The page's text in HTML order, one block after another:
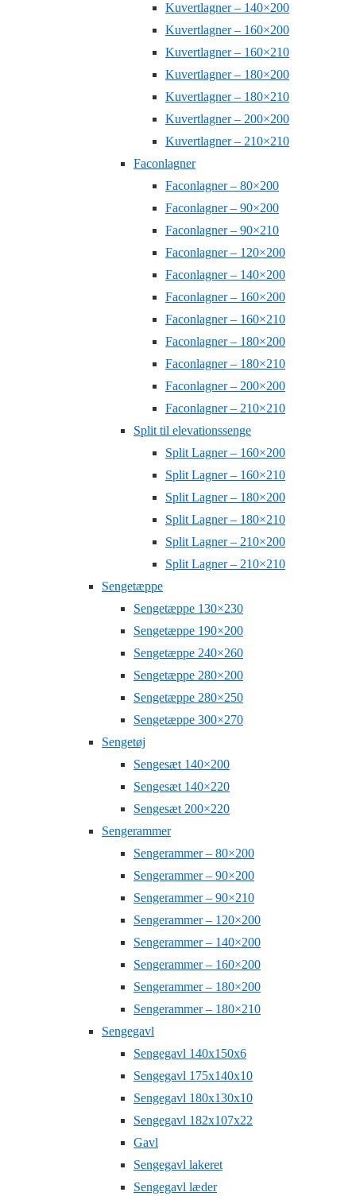
Kuvertlagner – 140×200
Kuvertlagner – 160×200
Kuvertlagner – 160×210
Kuvertlagner – 180×200
Kuvertlagner – 180×210
Kuvertlagner – 200×200
Kuvertlagner – 210×210
Faconlagner
Faconlagner – 80×200
Faconlagner – 90×200
Faconlagner – 90×210
Faconlagner – 120×200
Faconlagner – 140×200
Faconlagner – 160×200
Faconlagner – 160×210
Faconlagner – 180×200
Faconlagner – 180×210
Faconlagner – 200×200
Faconlagner – 210×210
Split til elevationssenge
Split Lagner – 160×200
Split Lagner – 160×210
Split Lagner – 180×200
Split Lagner – 180×210
Split Lagner – 210×200
Split Lagner – 210×210
Sengetæppe
Sengetæppe 130×230
Sengetæppe 190×200
Sengetæppe 240×260
Sengetæppe 280×200
Sengetæppe 280×250
Sengetæppe 300×270
Sengetøj
Sengesæt 140×200
Sengesæt 140×220
Sengesæt 200×220
Sengerammer
Sengerammer – 80×200
Sengerammer – 90×200
Sengerammer – 90×210
Sengerammer – 120×200
Sengerammer – 140×200
Sengerammer – 160×200
Sengerammer – 180×200
Sengerammer – 180×210
Sengegavl
Sengegavl 140x150x6
Sengegavl 175x140x10
Sengegavl 180x130x10
Sengegavl 182x107x22
Gavl
Sengegavl lakeret
Sengegavl læder